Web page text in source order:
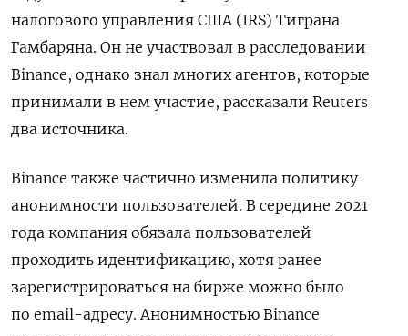
налогового управления США (IRS) Тиграна
Гамбаряна. Он не участвовал в расследовании
Binance, однако знал многих агентов, которые
принимали в нем участие, рассказали Reuters
два источника.
Binance также частично изменила политику
анонимности пользователей. В середине 2021
года компания обязала пользователей
проходить идентификацию, хотя ранее
зарегистрироваться на бирже можно было
по email-адресу. Анонимностью Binance